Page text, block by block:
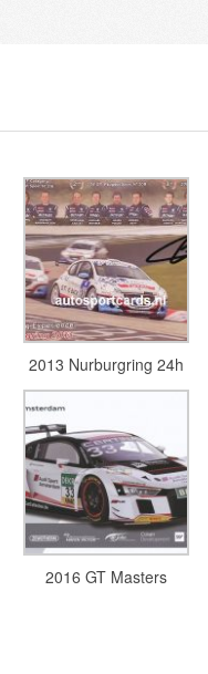
2013 Nurburgring 24h
2016 GT Masters